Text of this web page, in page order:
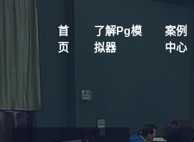
首
页
了解pg模
拟器
案例
中心